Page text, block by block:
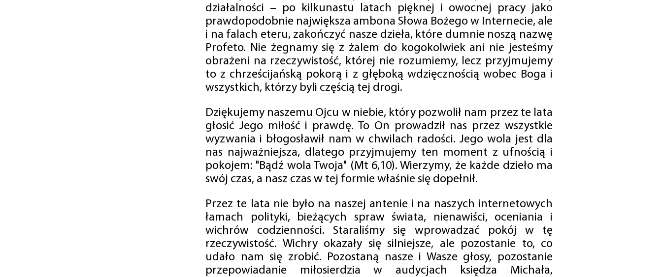
działalności – po kilkunastu latach pięknej i owocnej pracy jako
prawdopodobnie największa ambona Słowa Bożego w Internecie, ale
i na falach eteru, zakończyć nasze dzieła, które dumnie noszą nazwę
Profeto. Nie żegnamy się z żalem do kogokolwiek ani nie jesteśmy
obrażeni na rzeczywistość, której nie rozumiemy, lecz przyjmujemy
to z chrześcijańską pokorą i z głęboką wdzięcznością wobec Boga i
wszystkich, którzy byli częścią tej drogi.
Dziękujemy naszemu Ojcu w niebie, który pozwolił nam przez te lata
głosić Jego miłość i prawdę. To On prowadził nas przez wszystkie
wyzwania i błogosławił nam w chwilach radości. Jego wola jest dla
nas najważniejsza, dlatego przyjmujemy ten moment z ufnością i
pokojem: "Bądź wola Twoja" (Mt 6,10). Wierzymy, że każde dzieło ma
swój czas, a nasz czas w tej formie właśnie się dopełnił.
Przez te lata nie było na naszej antenie i na naszych internetowych
łamach polityki, bieżących spraw świata, nienawiści, oceniania i
wichrów codzienności. Staraliśmy się wprowadzać pokój w tę
rzeczywistość. Wichry okazały się silniejsze, ale pozostanie to, co
udało nam się zrobić. Pozostaną nasze i Wasze głosy, pozostanie
przepowiadanie miłosierdzia w audycjach księdza Michała,